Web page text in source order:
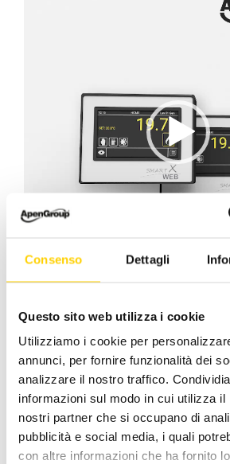
Consenso Dettagli
Questo sito web utilizza i cookie
Utilizziamo i cookie per
annunci, per fornire funzionalità dei
analizzare il nostro traffico.
informazioni sul modo in cui utilizza il
nostri partner che si occupano di
pubblicità e social media, i quali
con altre informazioni che ha fornito
Maggio 23, 2023 Categorie:Apen
Facebook